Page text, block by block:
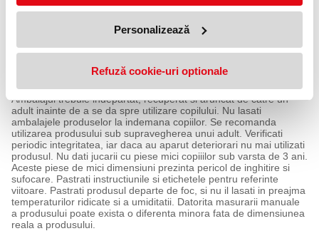
Personalizează
Refuză cookie-uri optionale
Dimensiuni puzzle: 26.4x18.1 cm
Greutate produs in ambalaj: 0.286 kg
Avertisment:
Utilizati produsul cu atenta supraveghere unui adult pentru
siguranta copilului!
Nuanta, tonul si intensitatea culorii pot varia in functie de monitor.
Ambalajul trebuie indepartat, recuperat si aruncat de catre un
adult inainte de a se da spre utilizare copilului. Nu lasati
ambalajele produselor la indemana copiilor. Se recomanda
utilizarea produsului sub supravegherea unui adult. Verificati
periodic integritatea, iar daca au aparut deteriorari nu mai utilizati
produsul. Nu dati jucarii cu piese mici copiiilor sub varsta de 3 ani.
Aceste piese de mici dimensiuni prezinta pericol de inghitire si
sufocare. Pastrati instructiunile si etichetele pentru referinte
viitoare. Pastrati produsul departe de foc, si nu il lasati in preajma
temperaturilor ridicate si a umiditatii. Datorita masurarii manuale
a produsului poate exista o diferenta minora fata de dimensiunea
reala a produsului.